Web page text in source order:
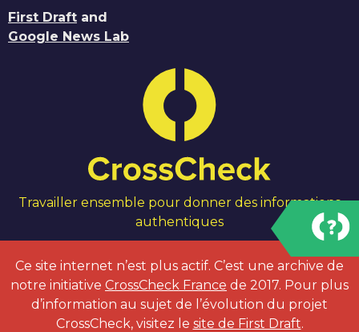
First Draft and
Google News Lab
Travailler ensemble pour donner des informations
authentiques
Ce site internet n’est plus actif. C’est une archive de
notre initiative CrossCheck France de 2017. Pour plus
d’information au sujet de l’évolution du projet
CrossCheck, visitez le site de First Draft.